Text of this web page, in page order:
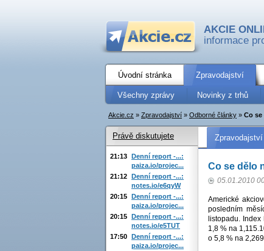
AKCIE
informace
Úvodní stránka Zpravodajství
Všechny zprávy Novinky z trhů
Akcie.cz » Zpravodajství » Odborné články » Co
Zpravodajství
Co se dělo
05.01.2010
Americké
posledním
listopadu.
1,8 % na
o 5,8 % na
Právě diskutujete
21:13 Denní report -...:
paiza.io/projec...
21:12 Denní report -...:
notes.io/e6qyW
20:15 Denní report -...:
paiza.io/projec...
20:15 Denní report -...:
notes.io/e5TUT
17:50 Denní report -...:
paiza.io/projec...